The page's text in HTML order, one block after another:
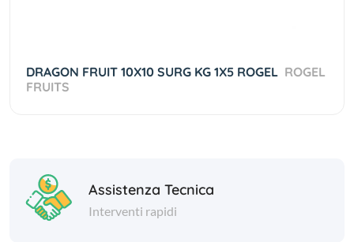
DRAGON FRUIT 10X10 SURG KG 1X5 ROGEL ROGEL
FRUITS
Assistenza Tecnica
Interventi rapidi